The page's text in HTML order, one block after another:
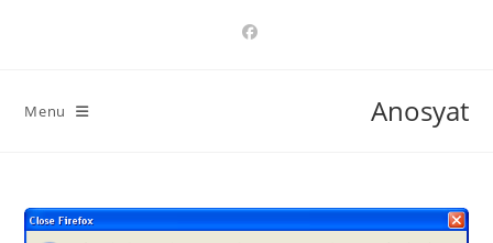
Anosyat
Menu